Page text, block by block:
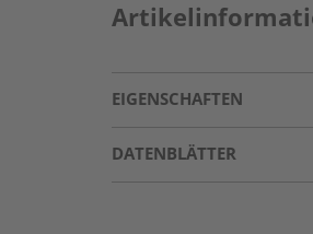
EIGENSCHAFTEN
DATENBLÄTTER